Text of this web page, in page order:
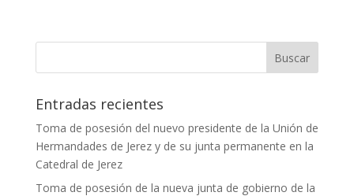
Entradas recientes
Toma de posesión del nuevo presidente de la Unión de
Hermandades de Jerez y de su junta permanente en la
Catedral de Jerez
Toma de posesión de la nueva junta de gobierno de la